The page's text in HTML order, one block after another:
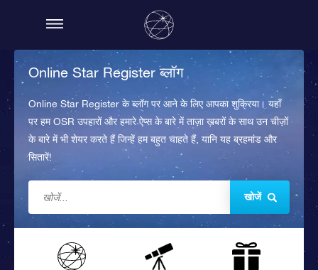
Online Star Register ब्लॉग
Online Star Register के ब्लॉग पर आने के लिए आपका शुक्रिया। यहाँ
पर हम OSR उपहारों और हमारे ऐप्स के बारे में ताज़ा ख़बरों के साथ उन चीज़ों
के बारे में भी शेयर करते हैं जिन्हें हम बहुत चाहते हैं, यानि यह ब्रहमांड और
सितारें!
खोजें